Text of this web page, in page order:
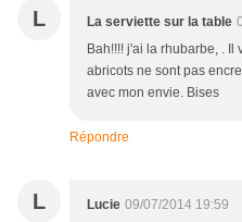
L La serviette sur la table
Bah!!!! j'ai la rhubarbe, .
abricots ne sont pas
avec mon envie. Bises
Répondre
L Lucie 09/07/2014 19:59